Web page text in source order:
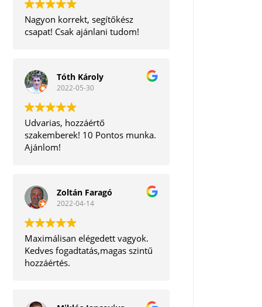
Nagyon korrekt, segítőkész
csapat! Csak ajánlani tudom!
Tóth Károly
2022-05-30
Udvarias, hozzáértő
szakemberek! 10 Pontos munka.
Ajánlom!
Zoltán Faragó
2022-04-14
Maximálisan elégedett vagyok.
Kedves fogadtatás,magas szintű
hozzáértés.